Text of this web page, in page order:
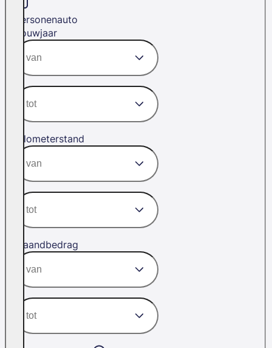
Personenauto
Bouwjaar
Kilometerstand
Maandbedrag